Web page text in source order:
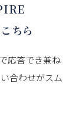
ちら
応答でき兼ね
合わせがスム